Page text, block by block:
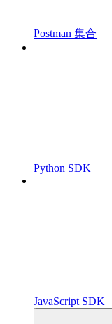
Postman 集合
Python SDK
JavaScript SDK